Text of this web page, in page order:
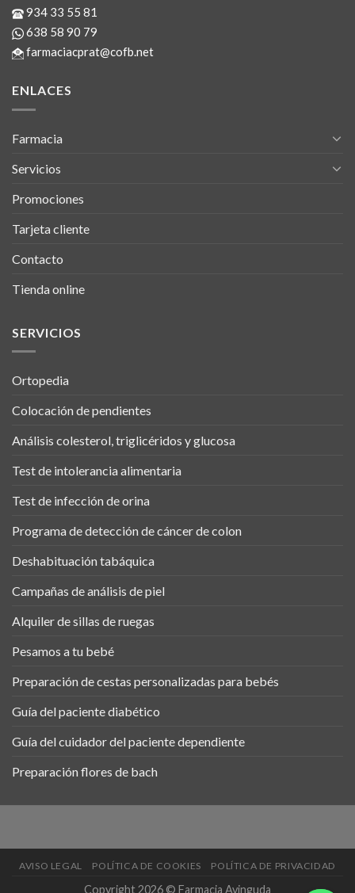
934 33 55 81
638 58 90 79
farmaciacprat@cofb.net
ENLACES
Farmacia
Servicios
Promociones
Tarjeta cliente
Contacto
Tienda online
SERVICIOS
Ortopedia
Colocación de pendientes
Análisis colesterol, triglicéridos y glucosa
Test de intolerancia alimentaria
Test de infección de orina
Programa de detección de cáncer de colon
Deshabituación tabáquica
Campañas de análisis de piel
Alquiler de sillas de ruegas
Pesamos a tu bebé
Preparación de cestas personalizadas para bebés
Guía del paciente diabético
Guía del cuidador del paciente dependiente
Preparación flores de bach
AVISO LEGAL POLÍTICA DE COOKIES POLÍTICA DE PRIVACIDAD
Copyright 2026 © Farmacia Avinguda